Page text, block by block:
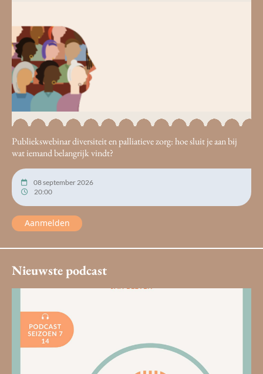
Publiekswebinar diversiteit en palliatieve zorg: hoe sluit je aan bij
wat iemand belangrijk vindt?
08 september 2026
20:00
Aanmelden
Nieuwste podcast